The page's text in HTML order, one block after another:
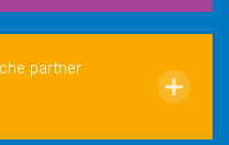
partner